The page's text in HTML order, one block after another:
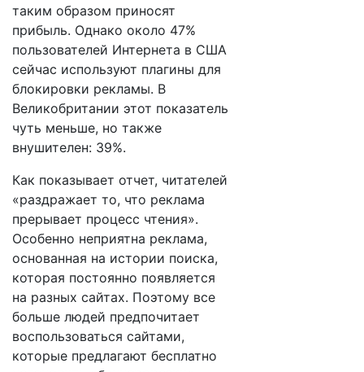
таким образом приносят
прибыль. Однако около 47%
пользователей Интернета в США
сейчас используют плагины для
блокировки рекламы. В
Великобритании этот показатель
чуть меньше, но также
внушителен: 39%.
Как показывает отчет, читателей
«раздражает то, что реклама
прерывает процесс чтения».
Особенно неприятна реклама,
основанная на истории поиска,
которая постоянно появляется
на разных сайтах. Поэтому все
больше людей предпочитает
воспользоваться сайтами,
которые предлагают бесплатно